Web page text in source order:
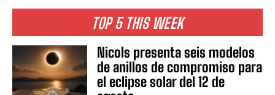
TOP 5 THIS WEEK
Nicols presenta seis modelos
de anillos de compromiso para
el eclipse solar del 12 de